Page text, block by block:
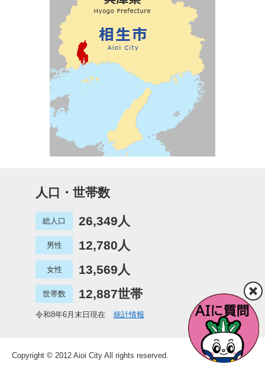
人口・世帯数
総人口 26,349人
男性 12,780人
女性 13,569人
世帯数 12,887世帯
令和8年6月末日現在 統計情報
Copyright © 2012 Aioi City All rights reserved.